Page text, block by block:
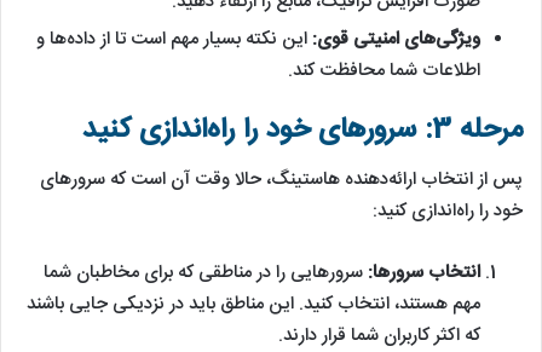
ویژگی‌های امنیتی قوی: این نکته بسیار مهم است تا از داده‌ها و
اطلاعات شما محافظت کند.
مرحله 3: سرورهای خود را راه‌اندازی کنید
پس از انتخاب ارائه‌دهنده هاستینگ، حالا وقت آن است که سرورهای
خود را راه‌اندازی کنید:
انتخاب سرورها: سرورهایی را در مناطقی که برای مخاطبان شما
مهم هستند، انتخاب کنید. این مناطق باید در نزدیکی جایی باشند
که اکثر کاربران شما قرار دارند.